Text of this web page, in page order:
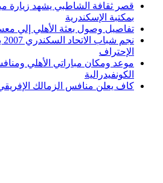
قصر ثقافة الشاطبي يشهد زيارة
بمكتبة الإسكندرية
تفاصيل وصول بعثة الأهلي إلي
الإحتراف
موعد ومكان مباراتي الأهلي
الكونفيدرالية
كاف يعلن منافس الزمالك الإفريقي